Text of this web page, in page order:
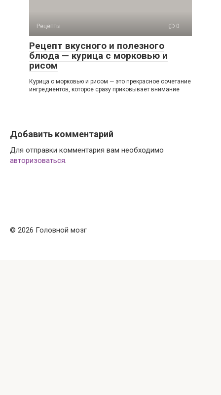
Рецепты 0
Рецепт вкусного и полезного
блюда — курица с морковью и
рисом
Курица с морковью и рисом — это прекрасное сочетание
ингредиентов, которое сразу приковывает внимание
Добавить комментарий
Для отправки комментария вам необходимо
авторизоваться.
© 2026 Головной мозг